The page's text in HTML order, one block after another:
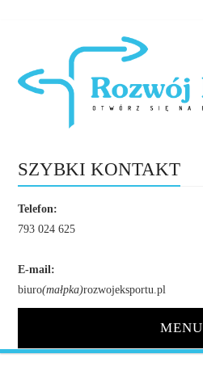
SZYBKI KONTAKT
Telefon:
793 024 625
E-mail:
biuro(małpka)rozwojeksportu.pl
MENU